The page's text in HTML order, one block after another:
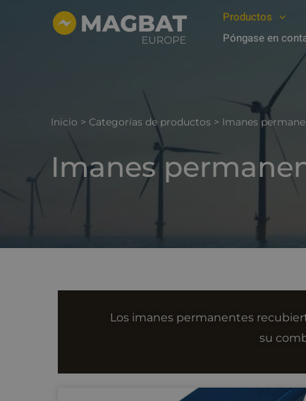
Productos
Póngase en
Inicio > Categorías de productos > Imanes
Imanes
Los imanes permanentes
su